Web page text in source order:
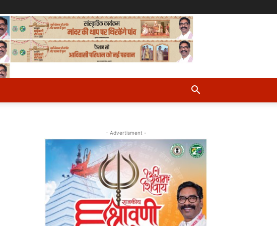
- Advertisment -